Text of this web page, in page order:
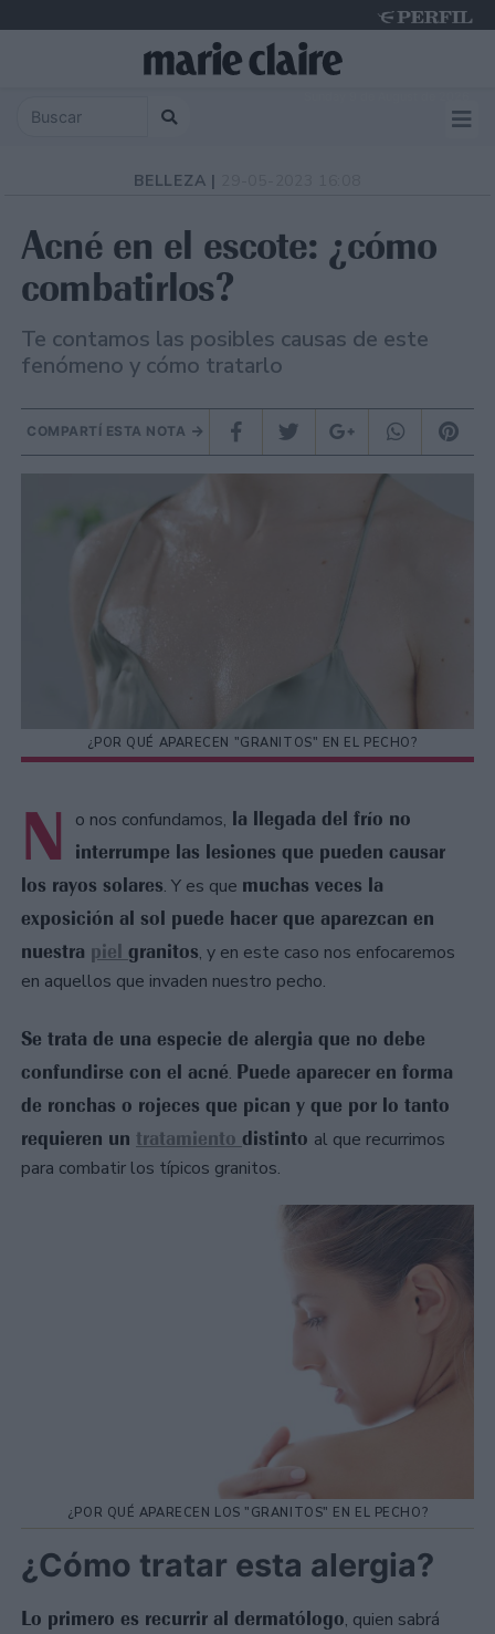
BELLEZA |
Acné en el escote: ¿cómo
combatirlos?
Te contamos las posibles causas de este
fenómeno y cómo tratarlo
COMPARTÍ ESTA NOTA
¿POR QUÉ APARECEN "GRANITOS" EN EL PECHO?
N o nos confundamos, la llegada del frío no
interrumpe las lesiones que pueden causar
los rayos solares. Y es que muchas veces la
exposición al sol puede hacer que aparezcan en
nuestra piel granitos, y en este caso nos enfocaremos
en aquellos que invaden nuestro pecho.
Se trata de una especie de alergia que no debe
confundirse con el acné. Puede aparecer en forma
de ronchas o rojeces que pican y que por lo tanto
requieren un tratamiento distinto al que recurrimos
para combatir los típicos granitos.
¿POR QUÉ APARECEN LOS "GRANITOS" EN EL PECHO?
¿Cómo tratar esta alergia?
Lo primero es recurrir al dermatólogo, quien sabrá